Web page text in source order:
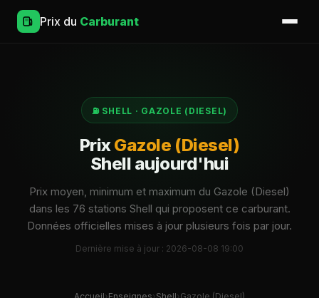
Prix du Carburant
⛽ SHELL · GAZOLE (DIESEL)
PrixGazole (Diesel)
Shell aujourd'hui
Prix moyen, minimum et maximum du Gazole (Diesel)
dans les 76 stations Shell qui proposent ce carburant.
Données officielles mises à jour plusieurs fois par jour.
Dernière mise à jour : 2026-08-08 19:00